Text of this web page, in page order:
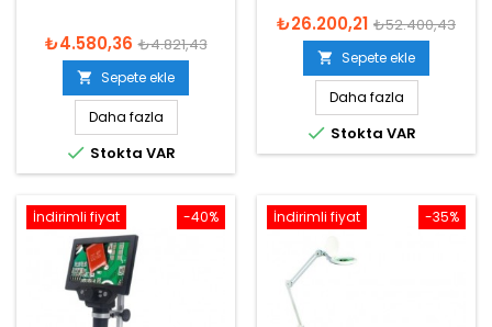
₺4.580,36 ₺4.821,43
 Sepete ekle
Daha fazla
 Stokta VAR
₺26.200,21 ₺52.400,43
 Sepete ekle
Daha fazla
 Stokta VAR
-40%
İndirimli fiyat -35%
İndirimli fiyat